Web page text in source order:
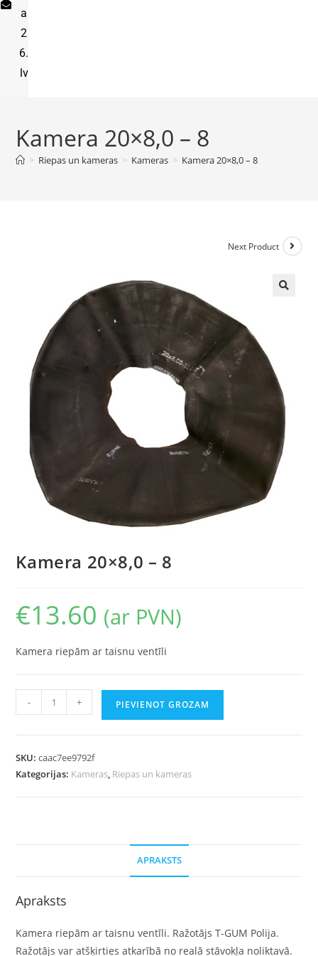
a
2
6.
lv
Kamera 20×8,0 – 8
> Riepas un kameras > Kameras > Kamera 20×8,0 – 8
Next Product
Kamera 20×8,0 – 8
€13.60 (ar PVN)
Kamera riepām ar taisnu ventīli
- + PIEVIENOT GROZAM
SKU:caac7ee9792f
Kategorijas: Kameras, Riepas un kameras
APRAKSTS
Apraksts
Kamera riepām ar taisnu ventīli. Ražotājs T-GUM Polija.
Ražotājs var atšķirties atkarībā no realā stāvokļa noliktavā.